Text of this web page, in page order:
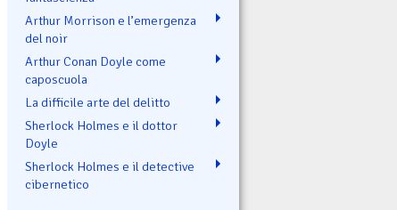
Arthur Morrison e l’emergenza
del noir
Arthur Conan Doyle come
caposcuola
La difficile arte del delitto
Sherlock Holmes e il dottor
Doyle
Sherlock Holmes e il detective
cibernetico